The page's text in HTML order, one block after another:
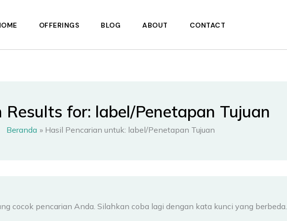
OFFERINGS BLOG ABOUT CONTACT
Results for: label/Penetapan Tujuan
Beranda Hasil Pencarian untuk: label/Penetapan Tujuan
cocok pencarian Anda. Silahkan coba lagi dengan kata kunci yang berbeda.